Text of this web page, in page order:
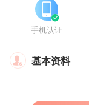

手机认证
 基本资料